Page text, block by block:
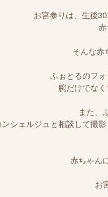
お宮参りは、生後
そんな赤
ふぉとるのフ
腕だけでな
また、
シェルジュと相談して撮
赤ちゃん
お